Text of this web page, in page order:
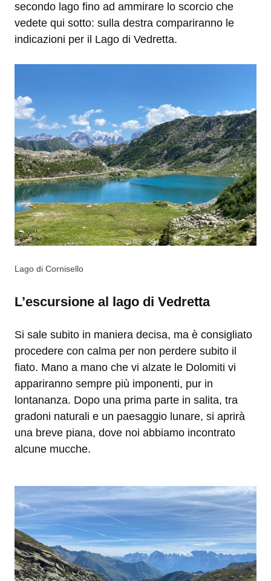
secondo lago fino ad ammirare lo scorcio che
vedete qui sotto: sulla destra compariranno le
indicazioni per il Lago di Vedretta.
Lago di Cornisello
L’escursione al lago di Vedretta
Si sale subito in maniera decisa, ma è consigliato
procedere con calma per non perdere subito il
fiato. Mano a mano che vi alzate le Dolomiti vi
appariranno sempre più imponenti, pur in
lontananza. Dopo una prima parte in salita, tra
gradoni naturali e un paesaggio lunare, si aprirà
una breve piana, dove noi abbiamo incontrato
alcune mucche.